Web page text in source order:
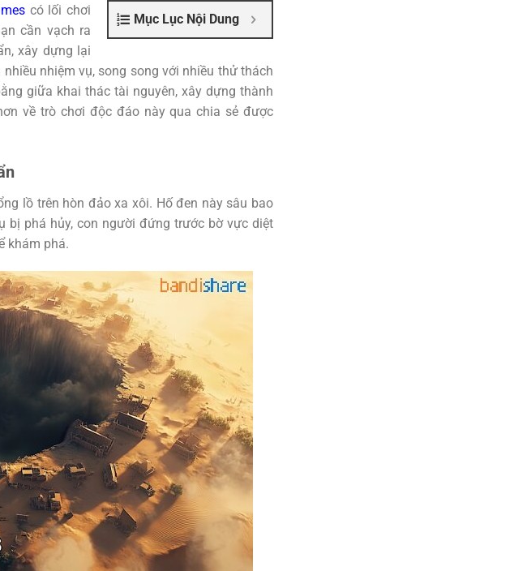
Mục Lục Nội Dung
có lối chơi
cần vạch ra
xây dựng lại
nhiệm vụ, song song với nhiều thử thách
giữa khai thác tài nguyên, xây dựng thành
về trò chơi độc đáo này qua chia sẻ được
lồ trên hòn đảo xa xôi. Hố đen này sâu bao
bị phá hủy, con người đứng trước bờ vực diệt
khám phá.